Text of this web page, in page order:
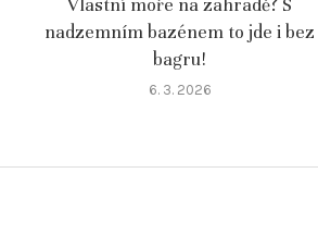
Vlastní moře na zahradě? S
nadzemním bazénem to jde i bez
bagru!
6. 3. 2026